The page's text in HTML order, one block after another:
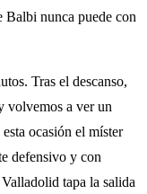
Balbi nunca puede con
Tras el descanso,
volvemos a ver un
ocasión el míster
defensivo y con
tapa la salida